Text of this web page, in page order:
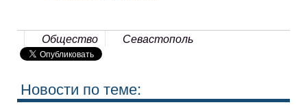
Общество Севастополь
Новости по теме: